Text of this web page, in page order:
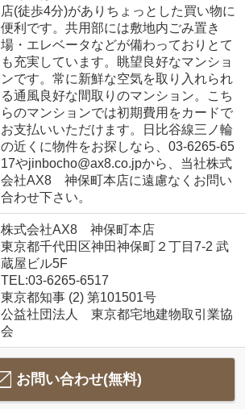
店(徒歩4分)がありちょっとした買い物に
便利です。共用部には敷地内ごみ置き
場・エレベータなどが備わっておりとて
も充実しています。眺望良好なマンショ
ンです。常に新鮮な空気を取り入れられ
る通風良好な間取りのマンション。こち
らのマンションでは初期費用をカードで
お支払いいただけます。日比谷線三ノ輪
の近くに物件をお探しなら、03-6265-65
17やjinbocho@ax8.co.jpから、当社株式
会社AX8 神保町本店に遠慮なくお問い
合わせ下さい。
株式会社AX8 神保町本店
東京都千代田区神田神保町２丁目7-2 武
蔵屋ビル5F
TEL:03-6265-6517
東京都知事 (2) 第101501号
公益社団法人 東京都宅地建物取引業協
会
お問い合わせ(無料)